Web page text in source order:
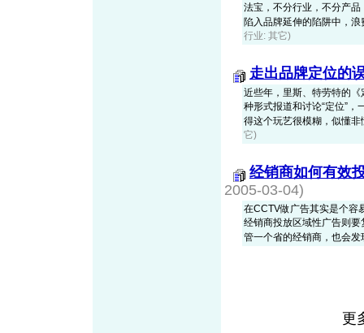
法宝，不分行业，不分产
陷入品牌延伸的陷阱中，
行业: 其它)
走出品牌定位的
近些年，里斯、特劳特的
种形式报道和讨论“定位”
得这个玩艺很模糊，似懂
它)
经销商如何有效
2005-03-04)
在CCTV做广告其实是个容
经销商投放区域性广告则
管一个省的经销商，也会
更